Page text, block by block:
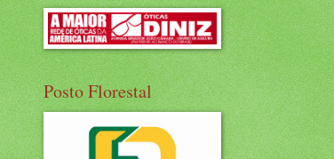
Posto Florestal